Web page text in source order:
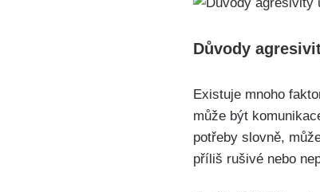
Důvody
Existuje mnoho
může být
potřeby slovně,
příliš rušivé nebo